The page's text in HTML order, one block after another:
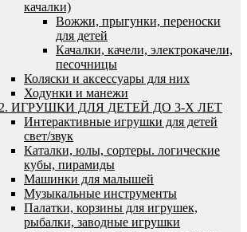
качалки)
Вожжи, прыгунки, переноски
для детей
Качалки, качели, электрокачели,
песочницы
Коляски и аксессуары для них
Ходунки и манежи
ИГРУШКИ ДЛЯ ДЕТЕЙ ДО 3-Х ЛЕТ
Интерактивные игрушки для детей
свет/звук
Каталки, юлы, сортеры. логические
кубы, пирамиды
Машинки для малышей
Музыкальные инструменты
Палатки, корзины для игрушек,
рыбалки, заводные игрушки